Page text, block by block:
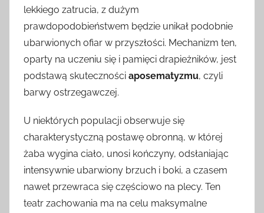
lekkiego zatrucia, z dużym
prawdopodobieństwem będzie unikał podobnie
ubarwionych ofiar w przyszłości. Mechanizm ten,
oparty na uczeniu się i pamięci drapieżników, jest
podstawą skuteczności aposematyzmu, czyli
barwy ostrzegawczej.
U niektórych populacji obserwuje się
charakterystyczną postawę obronną, w której
żaba wygina ciało, unosi kończyny, odsłaniając
intensywnie ubarwiony brzuch i boki, a czasem
nawet przewraca się częściowo na plecy. Ten
teatr zachowania ma na celu maksymalne